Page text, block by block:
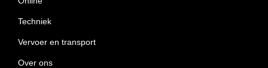
Techniek
Vervoer en transport
Over ons